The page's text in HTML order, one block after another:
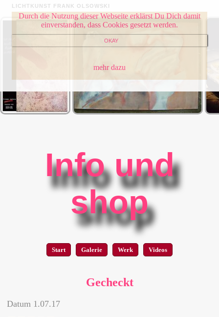
Durch die Nutzung dieser Webseite erklärst Du Dich damit
einverstanden, dass Cookies gesetzt werden.
OKAY
mehr dazu
LICHTKUNST FRANK OLSOWSKI
Info und
shop
Start Galerie Werk Videos
Gecheckt
Datum 1.07.17